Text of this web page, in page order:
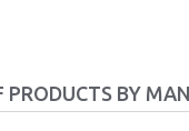
PRODUCTS BY